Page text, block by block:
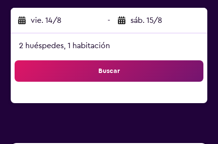
vie. 14/8 - sáb. 15/8
2 huéspedes, 1 habitación
Buscar